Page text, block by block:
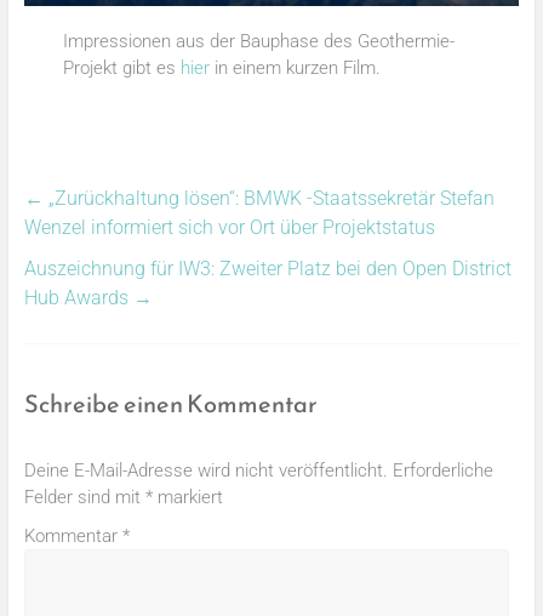
Impressionen aus der Bauphase des Geothermie-
Projekt gibt es hier in einem kurzen Film.
← „Zurückhaltung lösen“: BMWK -Staatssekretär Stefan
Wenzel informiert sich vor Ort über Projektstatus
Auszeichnung für IW3: Zweiter Platz bei den Open District
Hub Awards →
Schreibe einen Kommentar
Deine E-Mail-Adresse wird nicht veröffentlicht. Erforderliche
Felder sind mit *markiert
Kommentar *